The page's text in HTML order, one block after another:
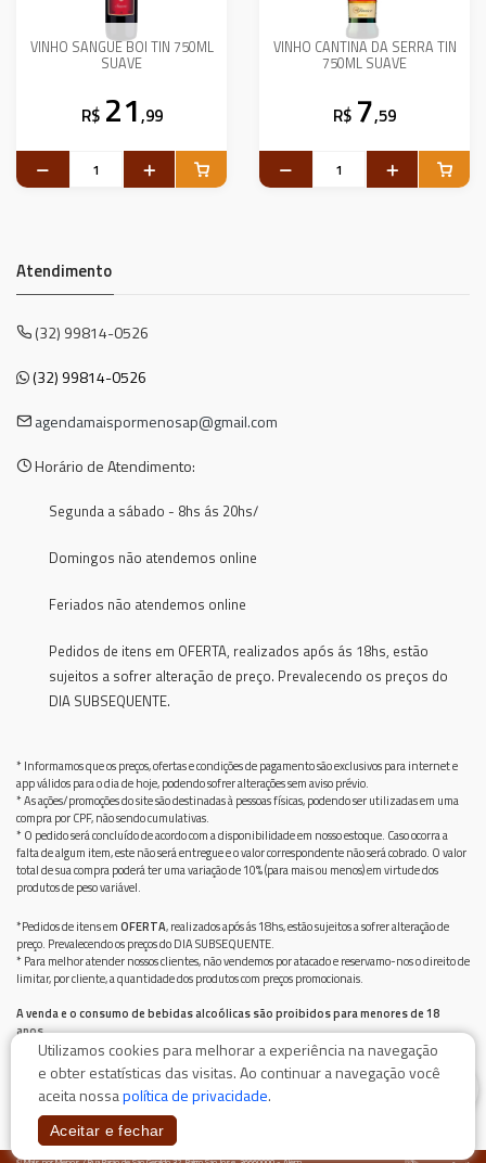
VINHO SANGUE BOI TIN 750ML
SUAVE
R$ 21,99
VINHO CANTINA DA SERRA TIN
750ML SUAVE
R$ 7,59
Atendimento
(32) 99814-0526
(32) 99814-0526
agendamaispormenosap@gmail.com
Horário de Atendimento:
Segunda a sábado - 8hs ás 20hs/
Domingos não atendemos online
Feriados não atendemos online
Pedidos de itens em OFERTA, realizados após ás 18hs, estão
sujeitos a sofrer alteração de preço. Prevalecendo os preços do
DIA SUBSEQUENTE.
* Informamos que os preços, ofertas e condições de pagamento são exclusivos para internet e
app válidos para o dia de hoje, podendo sofrer alterações sem aviso prévio.
* As ações/promoções do site são destinadas à pessoas físicas, podendo ser utilizadas em uma
compra por CPF, não sendo cumulativas.
* O pedido será concluído de acordo com a disponibilidade em nosso estoque. Caso ocorra a
falta de algum item, este não será entregue e o valor correspondente não será cobrado. O valor
total de sua compra poderá ter uma variação de 10% (para mais ou menos) em virtude dos
produtos de peso variável.
*Pedidos de itens emOFERTA, realizados após ás 18hs, estão sujeitos a sofrer alteração de
preço. Prevalecendo os preços do DIA SUBSEQUENTE.
* Para melhor atender nossos clientes, não vendemos por atacado e reservamo-nos o direito de
limitar, por cliente, a quantidade dos produtos com preços promocionais.
A venda e o consumo de bebidas alcoólicas são proibidos para menores de 18
anos.
Bebida alcoólica pode causar dependência química e, em excesso, provoca graves males à saúde.
Beba com moderação
Utilizamos cookies para melhorar a experiência na navegação
e obter estatísticas das visitas. Ao continuar a navegação você
aceita nossapolítica de privacidade.
Aceitar e fechar